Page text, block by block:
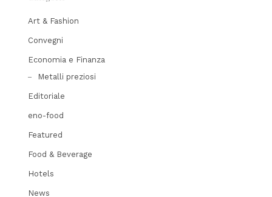
Art & Fashion
Convegni
Economia e Finanza
Metalli preziosi
Editoriale
eno-food
Featured
Food & Beverage
Hotels
News